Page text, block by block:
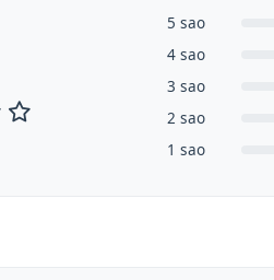
5 sao
4 sao
3 sao
2 sao
1 sao